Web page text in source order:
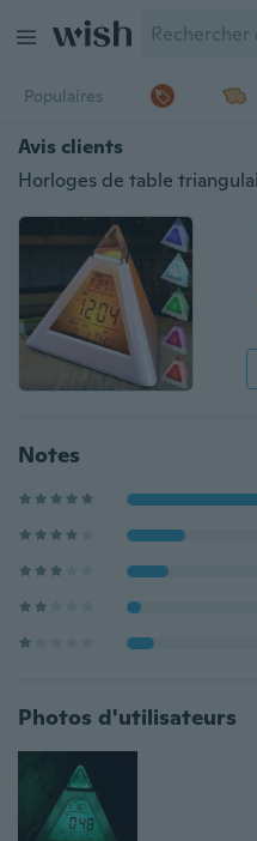
Populaires
Avis clients
Notes
Photos d'utilisateurs